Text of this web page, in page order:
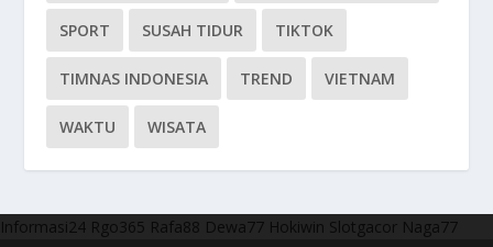
SPORT SUSAH TIDUR TIKTOK
TIMNAS INDONESIA TREND VIETNAM
WAKTU WISATA
Informasi24 Rgo365 Rafa88 Dewa77 Hokiwin Slotgacor Naga77